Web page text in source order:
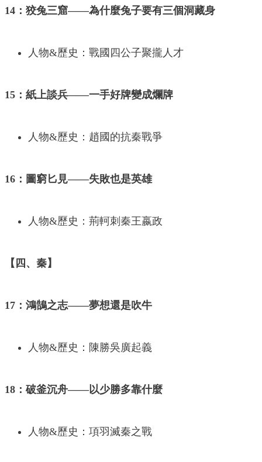
14：狡兔三窟——為什麼兔子要有三個洞藏身
人物&歷史：戰國四公子聚攏人才
15：紙上談兵——一手好牌變成爛牌
人物&歷史：趙國的抗秦戰爭
16：圖窮匕見——失敗也是英雄
人物&歷史：荊軻刺秦王嬴政
【四、秦】
17：鴻鵠之志——夢想還是吹牛
人物&歷史：陳勝吳廣起義
18：破釜沉舟——以少勝多靠什麼
人物&歷史：項羽滅秦之戰